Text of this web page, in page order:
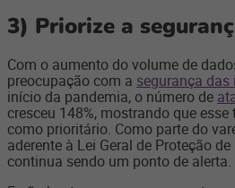
3) Priorize a
Com o aumento do volume de
preocupação com a segurança
início da pandemia, o número de
cresceu 148%, mostrando que
como prioritário. Como parte do
aderente à Lei Geral de Proteção
continua sendo um ponto de alerta.